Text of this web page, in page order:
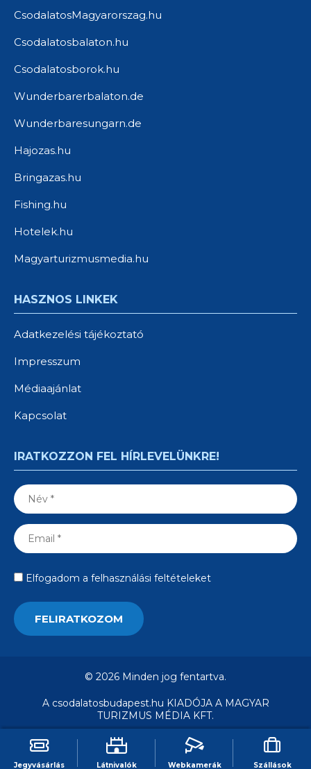
CsodalatosMagyarorszag.hu
Csodalatosbalaton.hu
Csodalatosborok.hu
Wunderbarerbalaton.de
Wunderbaresungarn.de
Hajozas.hu
Bringazas.hu
Fishing.hu
Hotelek.hu
Magyarturizmusmedia.hu
HASZNOS LINKEK
Adatkezelési tájékoztató
Impresszum
Médiaajánlat
Kapcsolat
IRATKOZZON FEL HÍRLEVELÜNKRE!
Elfogadom a felhasználási feltételeket
© 2026 Minden jog fentartva.
A csodalatosbudapest.hu KIADÓJA A MAGYAR
TURIZMUS MÉDIA KFT.
Jegyvásárlás Látnivalók Webkamerák Szállások